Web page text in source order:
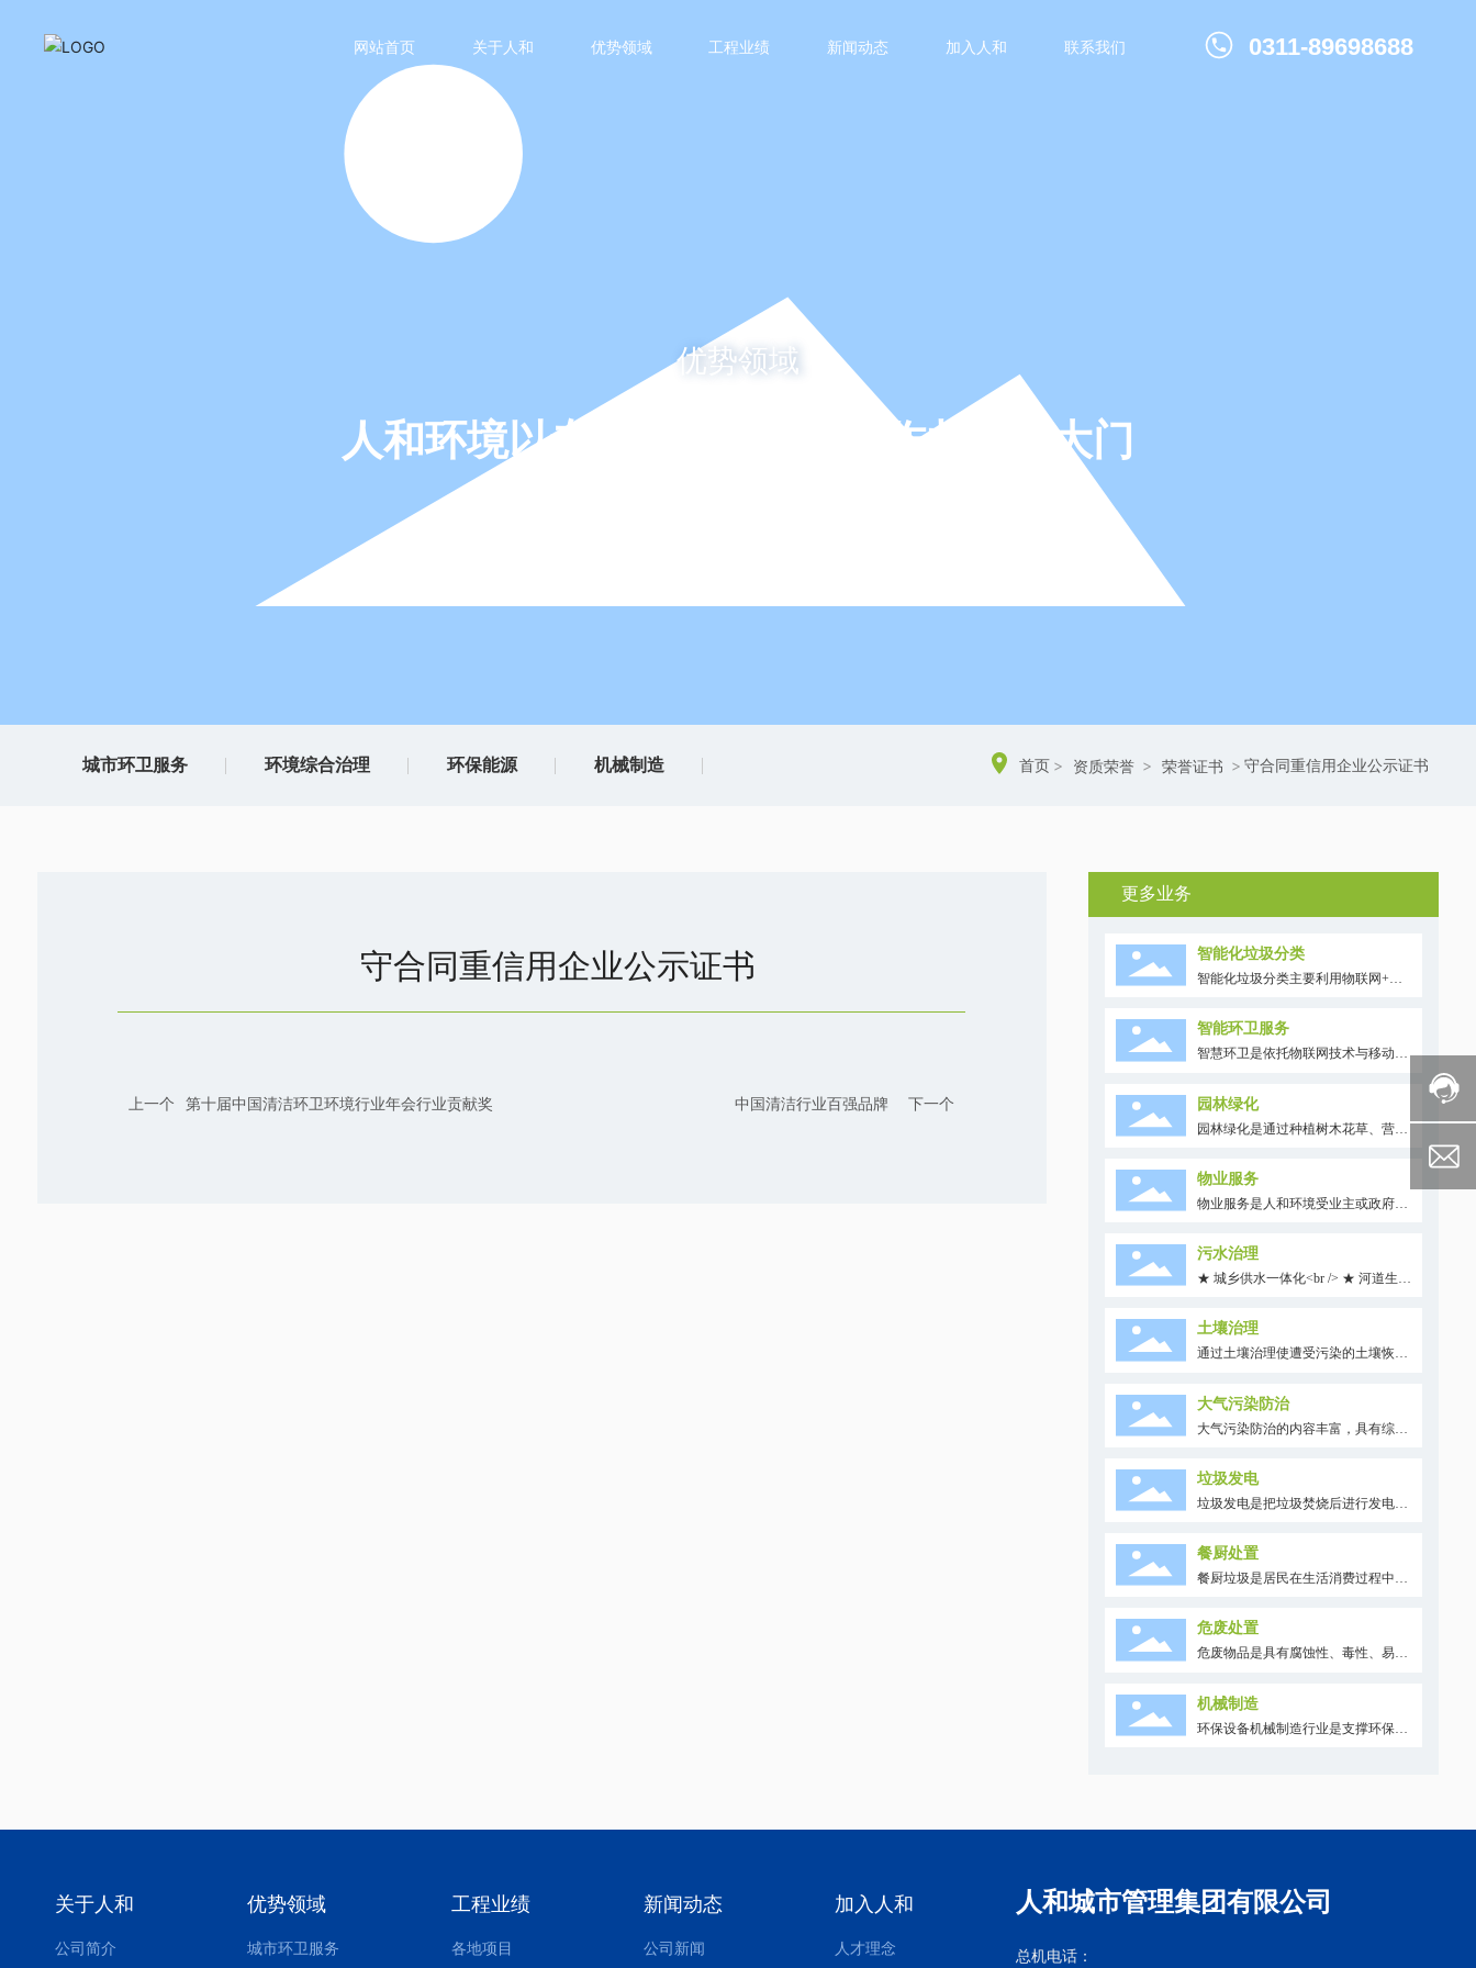
网站首页 关于人和 优势领域 工程业绩 新闻动态 加入人和 联系我们 0311-89698688
优势领域
人和环境以专业和实力开启合作共赢的大门
城市环卫服务 环境综合治理 环保能源 机械制造 首页 资质荣誉 荣誉证书 守合同重信用企业公示证书
守合同重信用企业公示证书
上一个 第十届中国清洁环卫环境行业年会行业贡献奖 中国清洁行业百强品牌 下一个
更多业务
智能化垃圾分类
智能化垃圾分类主要利用物联网+大
重、积分兑换等手段，将传统的垃圾
分类回收箱智能化、数据化，进而减
少了前端人员监督成本，引导居民提
细化管理。
智能环卫服务
智慧环卫是依托物联网技术与移动互
人、车、物、事进行全过程实时管
理，合理设计规划环卫管理模式，提
升环卫作业质量，降低环卫运营成
效果。其中包括作业状态监控，出勤
对象监控与信息实时推送，实时视频
园林绿化
园林绿化是通过种植树木花草、营造
园、植物园、动物园等园林场所、以
及包括道路两侧或中间的区域、街景
空地，进行绿化美化及养护。人和环
城市园林规划设计、道路绿化施工、
专业化设计及施工管理的一条龙服
物业服务
物业服务是人和环境受业主或政府委
以及市政公用设施、绿化、卫生、交
通、生活秩序和环境容貌等管理项目
进行维护、修缮、管理等内容服务。
污水治理
★ 城乡供水一体化<br /> ★ 河道生态
土壤治理
通过土壤治理使遭受污染的土壤恢复
物的方法转移、吸收、降解和转化土
壤中的污染物，使其浓度降低到可接
受水平，或将有毒有害的污染物转化
大气污染防治
大气污染防治的内容丰富，具有综合
源利用、污染防治等许多方面。还需
要在一个特定区域内，把大气环境看
作一个整体，综合运用各种防治污染
区的大气污染特征、条件以及大气污
因此需要因地制宜地提出相应的对
气治理
垃圾发电
垃圾发电是把垃圾焚烧后进行发电。
害物质的产生，能够彻底无害化处理
垃圾，使垃圾量明显减少，并实现资
源的再利用，有效节约土地环境资
餐厨处置
餐厨垃圾是居民在生活消费过程中形
厨余垃圾。前者产生自饭店、食堂等
餐饮业，后者主要来自居民日常烹调
中废弃料。餐厨垃圾极易腐烂变质，
要污染源，对餐厨垃圾的无害化、再
标。
危废处置
危废物品是具有腐蚀性、毒性、易燃
环境或者人体健康造成有害影响的废
弃物品。随着工业的发展和生活废物
的多样化，危险废物的排放日益增
除其危险成分的目的，或者将危险废
机械制造
环保设备机械制造行业是支撑环保产
关于人和
公司简介
优势领域
城市环卫服务
工程业绩
各地项目
新闻动态
公司新闻
加入人和
人才理念
人和城市管理集团有限公司
总机电话：